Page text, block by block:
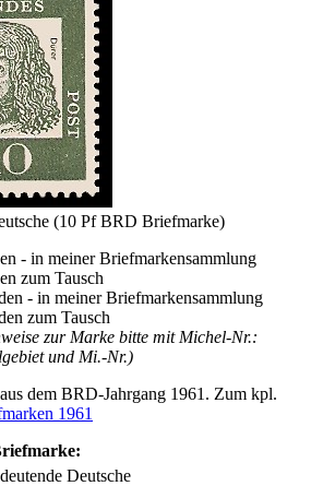
(10 Pf BRD Briefmarke)
zur Marke bitte mit Michel-Nr.:
und Mi.-Nr.)
dem BRD-Jahrgang 1961. Zum kpl.
1961
Deutsche